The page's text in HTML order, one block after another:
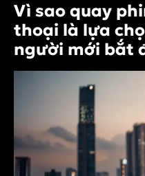
Vì sao quay
thoại là lựa
người mới bắt